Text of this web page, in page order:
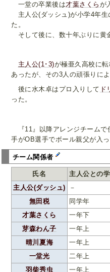
一堂の卒業後は才葉さくら が
主人公(ダッシュ)が小学4年生
た。
そして後に、数十年ぶりに黄
主人公(1･3)が極亜久高校に
あったが、その3人の頑張りに
後に水木卓はプロ入りして ド
った。
『11』以降アレンジチームで
手がOB選手でボール親父が入っ
チーム関係者
氏名 主人公との
主人公(ダッシュ)
－
無田税
同学年
才葉さくら
一年下
芽森わん子
一年上
晴川夏海
一年上
一堂光
二年上
羽柴秀虫
一年上